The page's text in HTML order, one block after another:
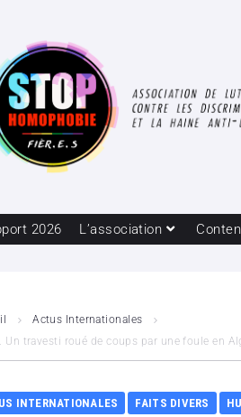
2026 L’association
Actus Internationales
Un travesti roué de coups par une foule en
INTERNATIONALES FAITS DIVERS